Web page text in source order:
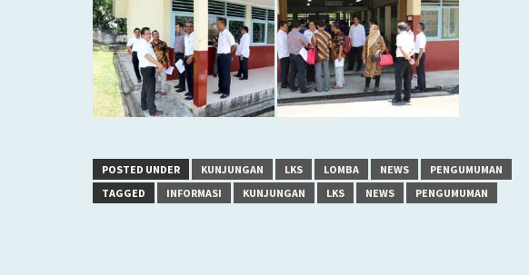
POSTED UNDER KUNJUNGAN LKS LOMBA NEWS
PENGUMUMAN
TAGGED
INFORMASI KUNJUNGAN LKS NEWS PENGUMUMAN